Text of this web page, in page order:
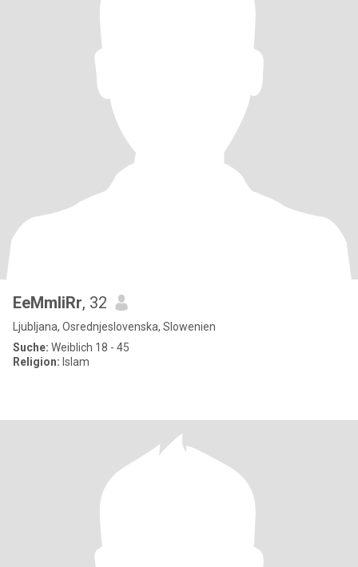
EeMmIiRr, 32
Ljubljana, Osrednjeslovenska, Slowenien
Suche: Weiblich 18 - 45
Religion: Islam